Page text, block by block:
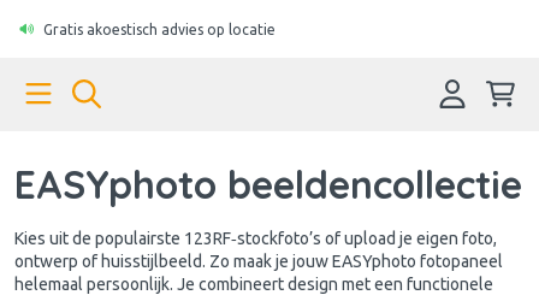
Gratis akoestisch advies op locatie
EASYphoto beeldencollectie
Kies uit de populairste 123RF‑stockfoto’s of upload je eigen foto,
ontwerp of huisstijlbeeld. Zo maak je jouw EASYphoto fotopaneel
helemaal persoonlijk. Je combineert design met een functionele